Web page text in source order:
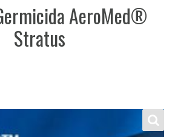
AeroMed®
Stratus